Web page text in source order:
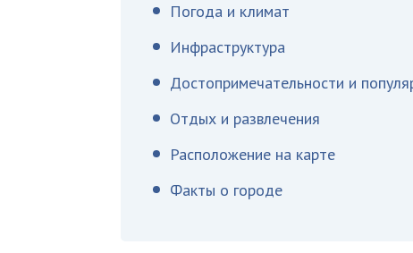
Погода и климат
Инфраструктура
Достопримечательности и
Отдых и развлечения
Расположение на карте
Факты о городе